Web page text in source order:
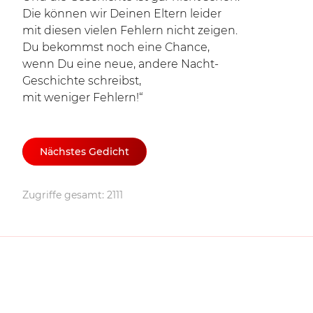
Die können wir Deinen Eltern leider
mit diesen vielen Fehlern nicht zeigen.
Du bekommst noch eine Chance,
wenn Du eine neue, andere Nacht-
Geschichte schreibst,
mit weniger Fehlern!“
Nächstes Gedicht
Zugriffe gesamt: 2111